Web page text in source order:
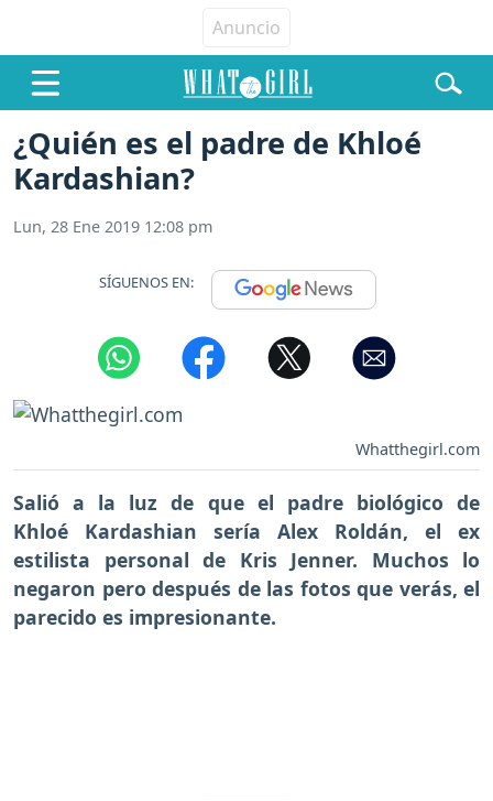
¿Quién es el padre de Khloé
Kardashian?
Lun, 28 Ene 2019 12:08 pm
SÍGUENOS EN:
Whatthegirl.com
Salió a la luz de que el padre biológico de
Khloé Kardashian sería Alex Roldán, el ex
estilista personal de Kris Jenner. Muchos lo
negaron pero después de las fotos que verás, el
parecido es impresionante.